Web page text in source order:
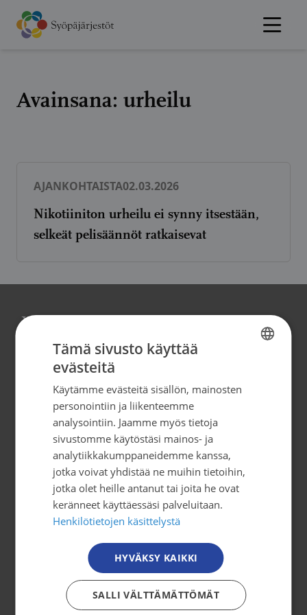
Hyppää
sisältöön
Avainsana: urheilu
AJANKOHTAISTA02.03.2026
Nikotiiniton urheilu ei synny itsestään,
selkeät pelisäännöt ratkaisevat
Yhteystiedot
Syöpäjärjestöt
Mäkelänkatu 2, 4. kerros
00500 Helsinki
puh. 09 135 331
tiedotus@cancer.fi
Tilaa uutiskirje
Tule mukaan
Mitä me teemme?
Jäsenyys
FINNISH
Tämä sivusto käyttää
evästeitä
Käytämme evästeitä sisällön, mainosten
personointiin ja liikenteemme
analysointiin. Jaamme myös tietoja
sivustomme käytöstäsi mainos- ja
analytiikkakumppaneidemme kanssa,
jotka voivat yhdistää ne muihin tietoihin,
jotka olet heille antanut tai joita he ovat
keränneet käyttäessäsi palveluitaan.
Henkilötietojen käsittelystä
HYVÄKSY KAIKKI
SALLI VÄLTTÄMÄTTÖMÄT